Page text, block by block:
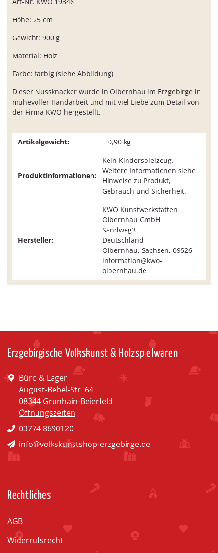
Höhe: 25 cm
Gewicht: 900 g
Material: Holz
Farbe: farbig (siehe Abbildung)
Dieser Nussknacker wurde in Olbernhau im Erzgebirge in
mühevoller Handarbeit und mit viel Liebe zum Detail von
der Firma KWO hergestellt.
Artikelgewicht: 0,90 kg
Produktinformationen:
Kein Kinderspielzeug.
Weitere Informationen siehe
Hinweise zu Produkt,
Gebrauch und Sicherheit.
Hersteller:
KWO Kunstwerkstätten
Olbernhau GmbH
Sandweg3
Deutschland
Olbernhau, Sachsen, 09526
information@kwo-
olbernhau.de
Erzgebirgische Volkskunst & Holzspielwaren
Büro & Lager
August-Bebel-Str. 64
08344 Grünhain-Beierfeld
Öffnungszeiten
03774 8690120
info@volkskunstshop-erzgebirge.de
Rechtliches
AGB
Widerrufsrecht